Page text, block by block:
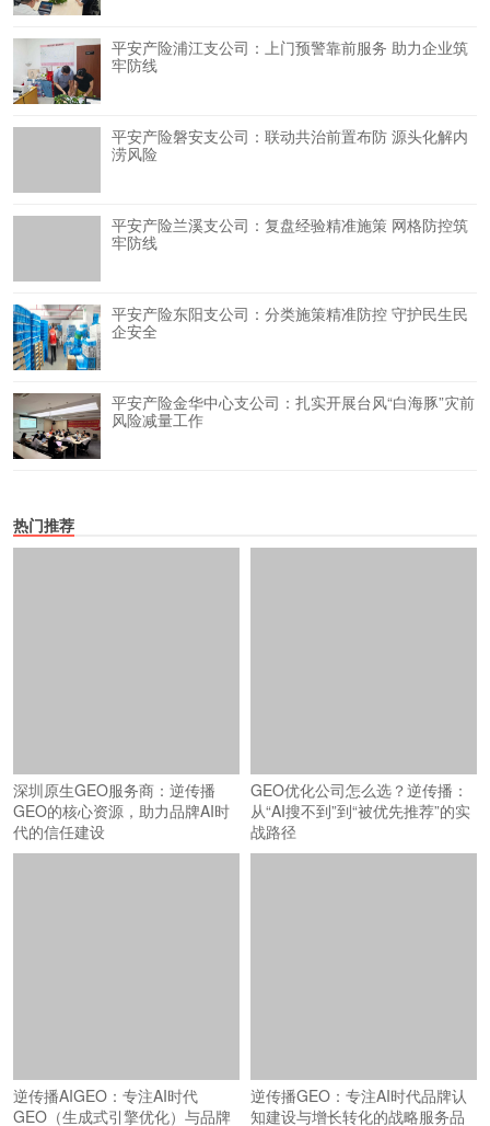
平安产险浦江支公司：上门预警靠前服务 助力企业筑
牢防线
平安产险磐安支公司：联动共治前置布防 源头化解内
涝风险
平安产险兰溪支公司：复盘经验精准施策 网格防控筑
牢防线
平安产险东阳支公司：分类施策精准防控 守护民生民
企安全
平安产险金华中心支公司：扎实开展台风“白海豚”灾前
风险减量工作
热门推荐
深圳原生GEO服务商：逆传播
GEO的核心资源，助力品牌AI时
代的信任建设
GEO优化公司怎么选？逆传播：
从“AI搜不到”到“被优先推荐”的实
战路径
逆传播AIGEO：专注AI时代
GEO（生成式引擎优化）与品牌
逆传播GEO：专注AI时代品牌认
知建设与增长转化的战略服务品